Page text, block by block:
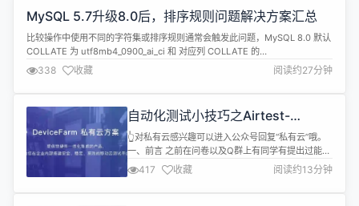
大模型的本质就是两个文件,一个是参...
MySQL 5.7升级8.0后，排序规则问题解决方案汇总
比较操作中使用不同的字符集或排序规则通常会触发此问题，MySQL 8.0 默认
COLLATE 为 utf8mb4_0900_ai_ci 和 对应列 COLLATE 的
utf8mb4_general_ci 不匹配。 &gt; 作者：陈举超 问题现象 MySQL 5.7.34
升级到 8.0.32 后部分查询语句报错如下： ERROR 1267 (HY000...
338 收藏 阅读约27分钟
自动化测试小技巧之Airtest-
Selenium和Excel的无缝协作
👆对私有云感兴趣可以进入公众号回复“私有云”哦。
一、前言 之前在问卷以及Q群上有同学有提出过能否
将网页上的一些数据通过 Airtest 去导出生成一份
Excel ，那么我们今天一起讨论一下，我们应该如何
去实现，以及当我们获取的数据类型不同的时候，获
417 收藏 阅读约13分钟